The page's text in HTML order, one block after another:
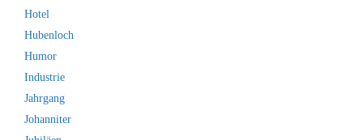
Hotel
Hubenloch
Humor
Industrie
Jahrgang
Johanniter